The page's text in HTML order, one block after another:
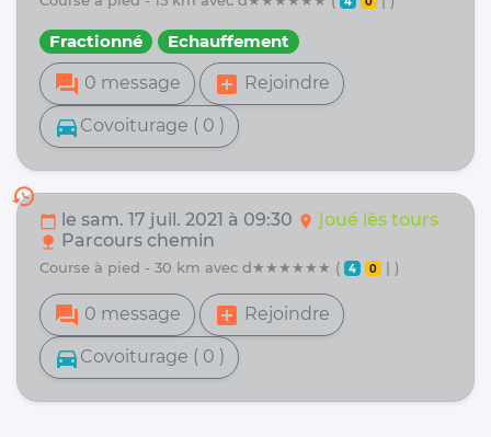
Fractionné Echauffement
forum 0 message add_box Rejoindre
directions_car Covoiturage ( 0 )
history
calendar_today le sam. 17 juil. 2021 à 09:30 location_on joué lès tours
nature Parcours chemin
course à pied - 30 km avec d★★★★★★ ( 4 0 | )
forum 0 message add_box Rejoindre
directions_car Covoiturage ( 0 )